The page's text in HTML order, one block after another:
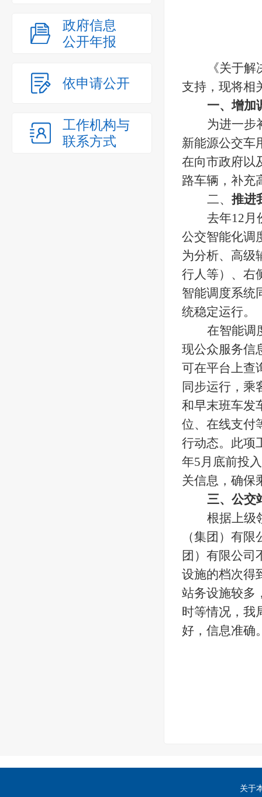
政府信息
公开年报
依申请公开
工作机构与
联系方式
《关于
支持，现将相
一、增加
为进一步
新能源公交车
在向市政府以
路车辆，补充
二、 推进
去年12月
公交智能化调
为分析、高级
行人等）、右
智能调度系统
统稳定运行。
在智能调
现公众服务信
可在平台上查
同步运行，乘
和早末班车发
位、在线支付
行动态。 此项
年5月底前投
关信息，确保
三、公交
根据上级
（集团）有
团）有限公司
设施的档次得
站务设施较多
时等情况，我
好，信息准确
关于